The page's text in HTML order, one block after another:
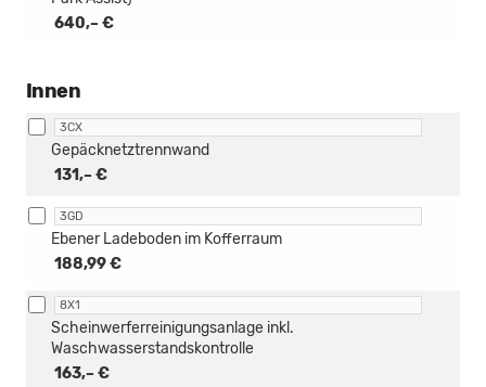
640,– €
Innen
3CX
131,– €
Gepäcknetztrennwand
3GD
188,99 €
Ebener Ladeboden im Kofferraum
8X1
163,– €
Scheinwerferreinigungsanlage inkl.
Waschwasserstandskontrolle